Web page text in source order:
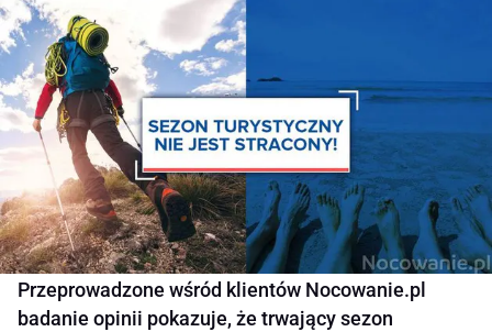
Przeprowadzone wśród klientów Nocowanie.pl
badanie opinii pokazuje, że trwający sezon